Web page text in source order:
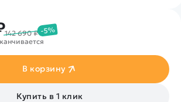
142 690 ₽ -5%
В корзину
Купить в 1 клик